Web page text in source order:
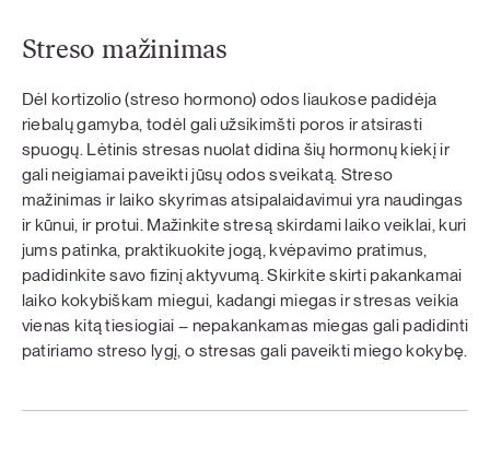
Streso mažinimas
Dėl kortizolio (streso hormono) odos liaukose padidėja
riebalų gamyba, todėl gali užsikimšti poros ir atsirasti
spuogų. Lėtinis stresas nuolat didina šių hormonų kiekį ir
gali neigiamai paveikti jūsų odos sveikatą. Streso
mažinimas ir laiko skyrimas atsipalaidavimui yra naudingas
ir kūnui, ir protui. Mažinkite stresą skirdami laiko veiklai, kuri
jums patinka, praktikuokite jogą, kvėpavimo pratimus,
padidinkite savo fizinį aktyvumą. Skirkite skirti pakankamai
laiko kokybiškam miegui, kadangi miegas ir stresas veikia
vienas kitą tiesiogiai – nepakankamas miegas gali padidinti
patiriamo streso lygį, o stresas gali paveikti miego kokybę.